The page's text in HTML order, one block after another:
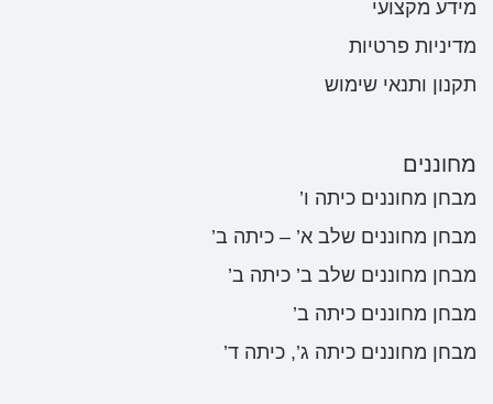
מידע מקצועי
מדיניות פרטיות
תקנון ותנאי שימוש
מחוננים
מבחן מחוננים כיתה ו’
מבחן מחוננים שלב א’ – כיתה ב’
מבחן מחוננים שלב ב’ כיתה ב’
מבחן מחוננים כיתה ב’
מבחן מחוננים כיתה ג’, כיתה ד’